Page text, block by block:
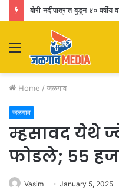
बोरी नदीपात्रात बुडून ४० वर्षीय
Menu
Home / जळगाव
जळगाव
म्हसावद येथे
फोडले; ५५
Vasim January 5, 2025